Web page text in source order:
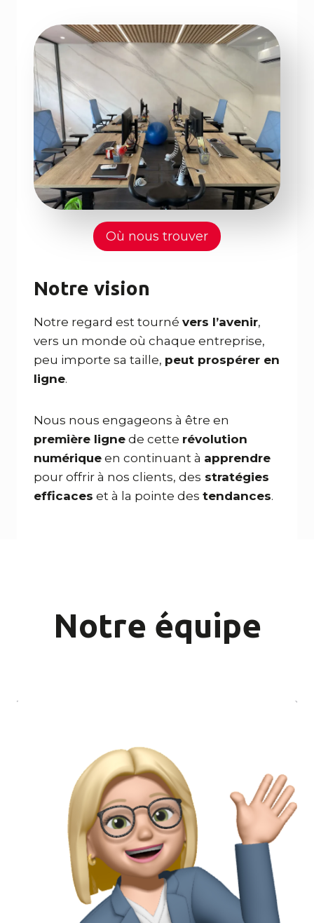
Où nous trouver
Notre vision
Notre regard est tourné vers l’avenir,
vers un monde où chaque entreprise,
peu importe sa taille, peut prospérer en
ligne.
Nous nous engageons à être en
première ligne de cette révolution
numérique en continuant à apprendre
pour offrir à nos clients, des stratégies
efficaces et à la pointe des tendances.
Notre équipe